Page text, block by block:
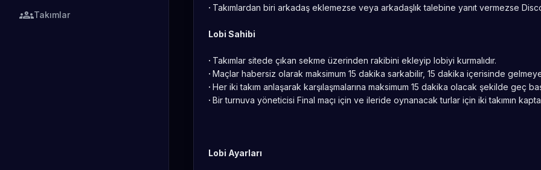
groupsTakımlar
· Takımlardan biri arkadaş eklemezse veya arkadaşlık talebine yanıt vermezse
Lobi Sahibi
· Takımlar sitede çıkan sekme üzerinden rakibini ekleyip lobiyi kurmalıdır.
· Maçlar habersiz olarak maksimum 15 dakika sarkabilir, 15 dakika içerisinde
· Her iki takım anlaşarak karşılaşmalarına maksimum 15 dakika olacak şekilde geç
· Bir turnuva yöneticisi Final maçı için ve ileride oynanacak turlar için iki takımın
Lobi Ayarları